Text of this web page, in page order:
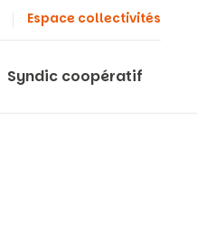
Espace collectivités
Syndic coopératif